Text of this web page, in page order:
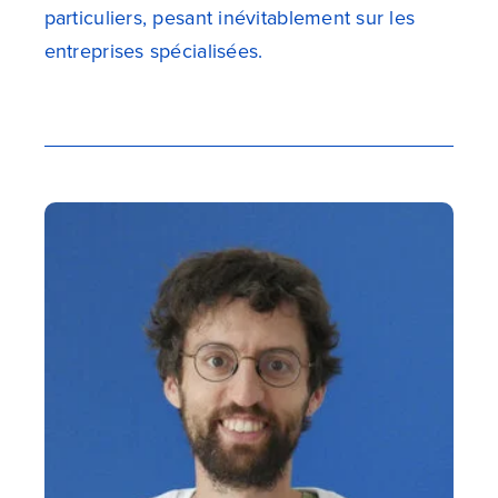
particuliers, pesant inévitablement sur les
entreprises spécialisées.